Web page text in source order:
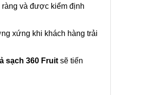
và được kiểm định
xứng khi khách hàng trải
sạch 360 Fruit sẽ tiến